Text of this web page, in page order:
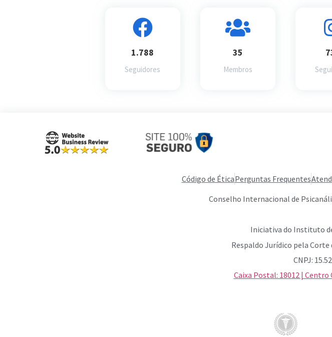
1.788
Seguidores
35
Membros
Código de ÉticaPerguntas Frequentes
Conselho Internacional de
Iniciativa do Instituto
Respaldo Jurídico pela
CNPJ:
Caixa Postal: 18012 |